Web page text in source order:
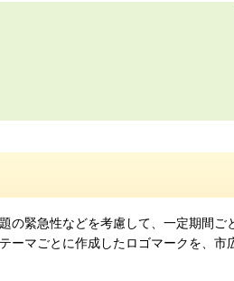
の緊急性などを考慮して、一定期間ご
ーマごとに作成したロゴマークを、市